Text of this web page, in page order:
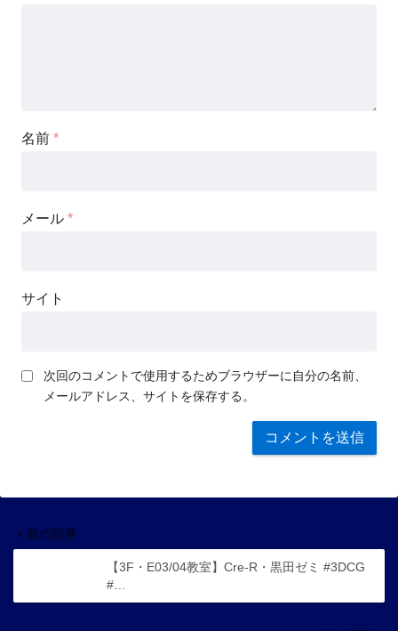
名前 *
メール *
サイト
次回のコメントで使用するためブラウザーに自分の名前、
メールアドレス、サイトを保存する。
前の記事
【3F・E03/04教室】Cre-R・黒田ゼミ #3DCG
#…